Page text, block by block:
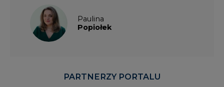
Paulina
Popiołek
PARTNERZY PORTALU